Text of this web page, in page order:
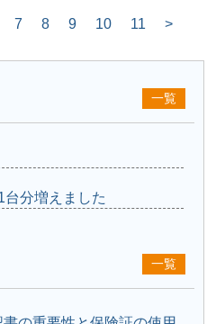
7 8 9 10 11 >
一覧
分増えました
一覧